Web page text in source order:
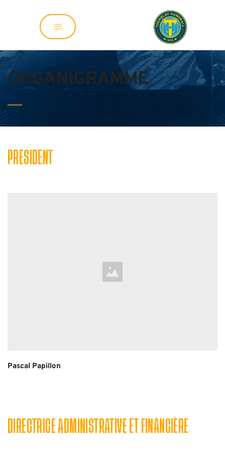
ORGANIGRAMME
PRESIDENT
Pascal Papillon
DIRECTRICE ADMINISTRATIVE ET FINANCIÈRE